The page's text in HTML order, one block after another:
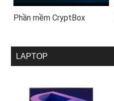
Phần mềm CryptBox
LAPTOP